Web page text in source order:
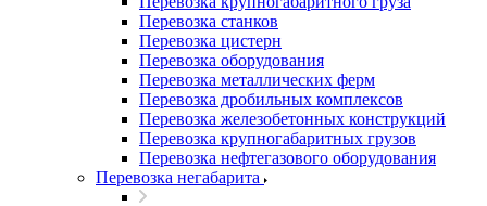
Перевозка станков
Перевозка цистерн
Перевозка оборудования
Перевозка металлических ферм
Перевозка дробильных комплексов
Перевозка железобетонных конструкций
Перевозка крупногабаритных грузов
Перевозка нефтегазового оборудования
Перевозка негабарита